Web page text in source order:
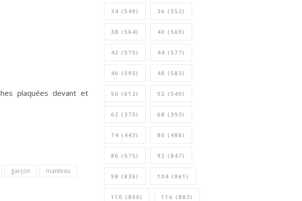
plaquées devant et
garçon
manteau
34 (549) 36 (552)
38 (564) 40 (569)
42 (575) 44 (577)
46 (595) 48 (583)
50 (612) 52 (540)
62 (375) 68 (393)
74 (443) 80 (486)
86 (575) 92 (847)
98 (836) 104 (861)
110 (890) 116 (883)